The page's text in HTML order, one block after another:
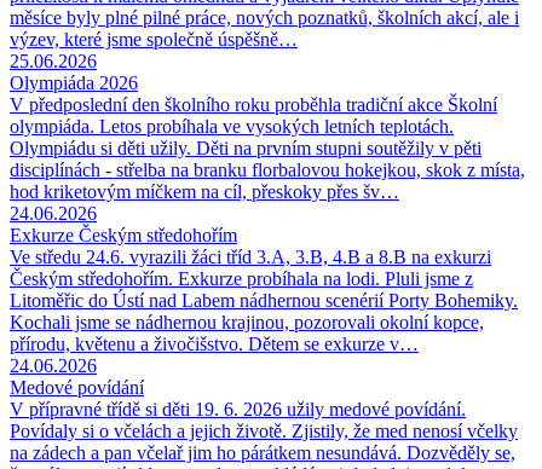
měsíce byly plné pilné práce, nových poznatků, školních akcí, ale i
výzev, které jsme společně úspěšně…
25.06.2026
Olympiáda 2026
V předposlední den školního roku proběhla tradiční akce Školní
olympiáda. Letos probíhala ve vysokých letních teplotách.
Olympiádu si děti užily. Děti na prvním stupni soutěžily v pěti
disciplínách - střelba na branku florbalovou hokejkou, skok z místa,
hod kriketovým míčkem na cíl, přeskoky přes šv…
24.06.2026
Exkurze Českým středohořím
Ve středu 24.6. vyrazili žáci tříd 3.A, 3.B, 4.B a 8.B na exkurzi
Českým středohořím. Exkurze probíhala na lodi. Pluli jsme z
Litoměřic do Ústí nad Labem nádhernou scenérií Porty Bohemiky.
Kochali jsme se nádhernou krajinou, pozorovali okolní kopce,
přírodu, květenu a živočišstvo. Dětem se exkurze v…
24.06.2026
Medové povídání
V přípravné třídě si děti 19. 6. 2026 užily medové povídání.
Povídaly si o včelách a jejich životě. Zjistily, že med nenosí včelky
na zádech a pan včelař jim ho párátkem nesundává. Dozvěděly se,